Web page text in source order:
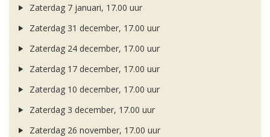
Zaterdag 7 januari, 17.00 uur
Zaterdag 31 december, 17.00 uur
Zaterdag 24 december, 17.00 uur
Zaterdag 17 december, 17.00 uur
Zaterdag 10 december, 17.00 uur
Zaterdag 3 december, 17.00 uur
Zaterdag 26 november, 17.00 uur